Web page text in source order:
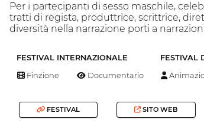
Per i partecipanti di sesso maschile,
tratti di regista, produttrice, scrittrice,
diversità nella narrazione porti a
FESTIVAL INTERNAZIONALE FESTIVAL
Finzione Documentario
FESTIVAL SITO WEB